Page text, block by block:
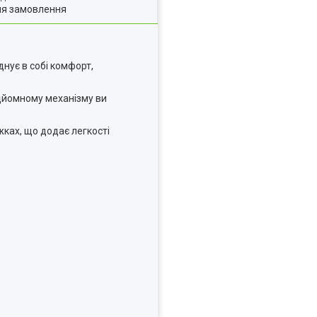
замовлення
в собі комфорт,
механізму ви
що додає легкості